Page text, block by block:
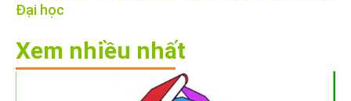
Đại học
Xem nhiều nhất